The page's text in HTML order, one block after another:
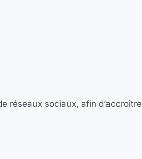
réseaux sociaux, afin d’accroître